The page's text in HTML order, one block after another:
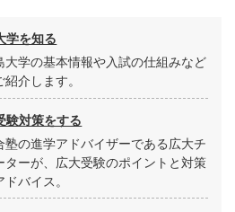
学を知る
大学の基本情報や入試の仕組みなど
紹介します。
験対策をする
塾の進学アドバイザーである広大チ
ターが、広大受験のポイントと対策
ドバイス。